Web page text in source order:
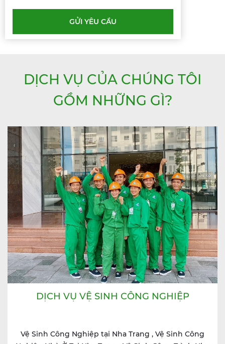
GỬI YÊU CẦU
DỊCH VỤ CỦA CHÚNG TÔI
GỒM NHỮNG GÌ?
DỊCH VỤ VỆ SINH CÔNG NGHIỆP
Vệ Sinh Công Nghiệp tại Nha Trang , Vệ Sinh Công